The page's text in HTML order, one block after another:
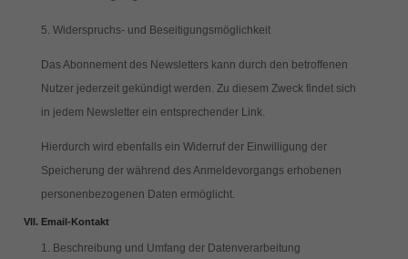
5. Widerspruchs- und Beseitigungsmöglichkeit
Das Abonnement des Newsletters kann durch den betroffenen
Nutzer jederzeit gekündigt werden. Zu diesem Zweck findet sich
in jedem Newsletter ein entsprechender Link.
Hierdurch wird ebenfalls ein Widerruf der Einwilligung der
Speicherung der während des Anmeldevorgangs erhobenen
personenbezogenen Daten ermöglicht.
Email-Kontakt
1. Beschreibung und Umfang der Datenverarbeitung